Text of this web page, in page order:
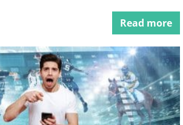
Read more